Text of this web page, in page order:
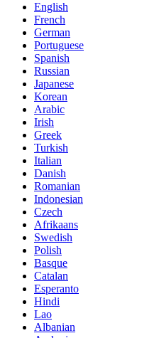
English
French
German
Portuguese
Spanish
Russian
Japanese
Korean
Arabic
Irish
Greek
Turkish
Italian
Danish
Romanian
Indonesian
Czech
Afrikaans
Swedish
Polish
Basque
Catalan
Esperanto
Hindi
Lao
Albanian